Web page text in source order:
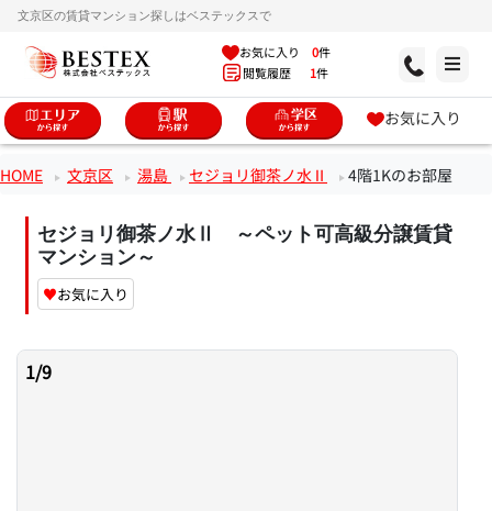
文京区の賃貸マンション探しはベステックスで
お気に入り 0件
閲覧履歴 1件
お気に入り
HOME 文京区 湯島 セジョリ御茶ノ水Ⅱ 4階1Kのお部屋
セジョリ御茶ノ水Ⅱ ～ペット可高級分譲賃貸
マンション～
♥お気に入り
1/9